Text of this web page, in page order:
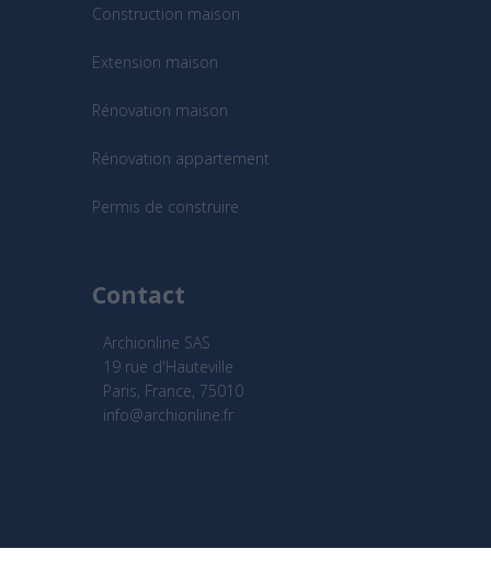
Construction maison
Extension maison
Rénovation maison
Rénovation appartement
Permis de construire
Contact
Archionline SAS
19 rue d'Hauteville
Paris, France, 75010
info@archionline.fr